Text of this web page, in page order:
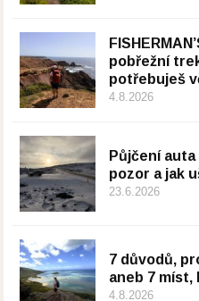
pobřežní
potřebuješ
4.8.2026
Půjčení
pozor a jak
23.6.2026
7 důvodů,
aneb 7
4.8.2026